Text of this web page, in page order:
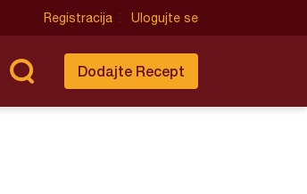
Registracija Ulogujte se
Dodajte Recept